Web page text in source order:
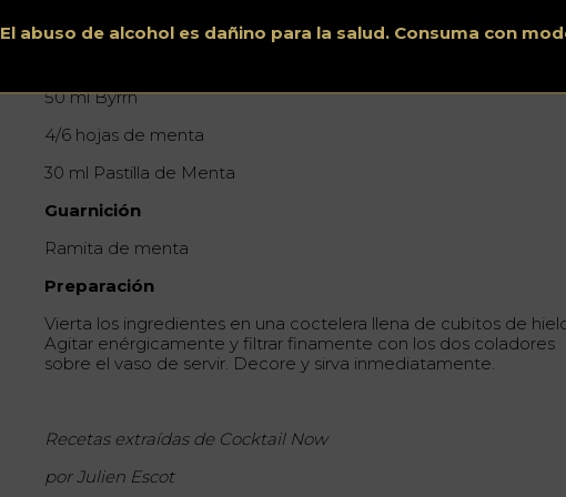
El abuso de alcohol es dañino para la salud. Consuma con
50 ml Byrrh
4/6 hojas de menta
30 ml Pastilla de Menta
Guarnición
Ramita de menta
Preparación
Vierta los ingredientes en una coctelera llena de cubitos de
Agitar enérgicamente y filtrar finamente con los dos coladores
sobre el vaso de servir. Decore y sirva inmediatamente.
Recetas extraídas de Cocktail Now
por Julien Escot